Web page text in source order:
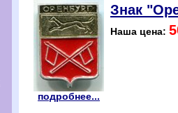
подробнее...
Знак
Наша цена: